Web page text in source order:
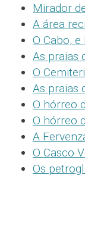
Mirador
A área
O Cabo,
As praias
O
As praias
O hórreo
O hórreo
A
O Casco
Os